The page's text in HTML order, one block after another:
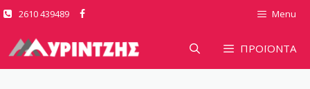
Μετάβαση
περιεχόμενο
2610 439489 Menu
ΠΡΟΪΟΝΤΑ